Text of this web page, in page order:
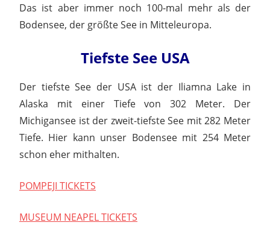
Das ist aber immer noch 100-mal mehr als der
Bodensee, der größte See in Mitteleuropa.
Tiefste See USA
Der tiefste See der USA ist der Iliamna Lake in
Alaska mit einer Tiefe von 302 Meter. Der
Michigansee ist der zweit-tiefste See mit 282 Meter
Tiefe. Hier kann unser Bodensee mit 254 Meter
schon eher mithalten.
POMPEJI TICKETS
MUSEUM NEAPEL TICKETS